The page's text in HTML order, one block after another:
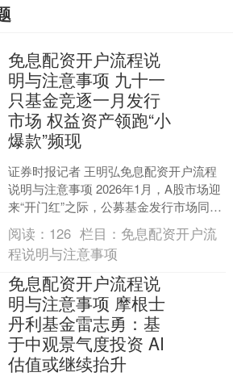
免息配资开户流程说
明与注意事项 九十一
只基金竞逐一月发行
市场 权益资产领跑“小
爆款”频现
证券时报记者 王明弘免息配资开户流程
说明与注意事项 2026年1月，A股市场迎
来“开门红”之际，公募基金发行市场同步
升温，91只新基金密集定档发行，创下
同期新高....
阅读： 126 栏目： 免息配资开户流
程说明与注意事项
免息配资开户流程说
明与注意事项 摩根士
丹利基金雷志勇：基
于中观景气度投资 AI
估值或继续抬升